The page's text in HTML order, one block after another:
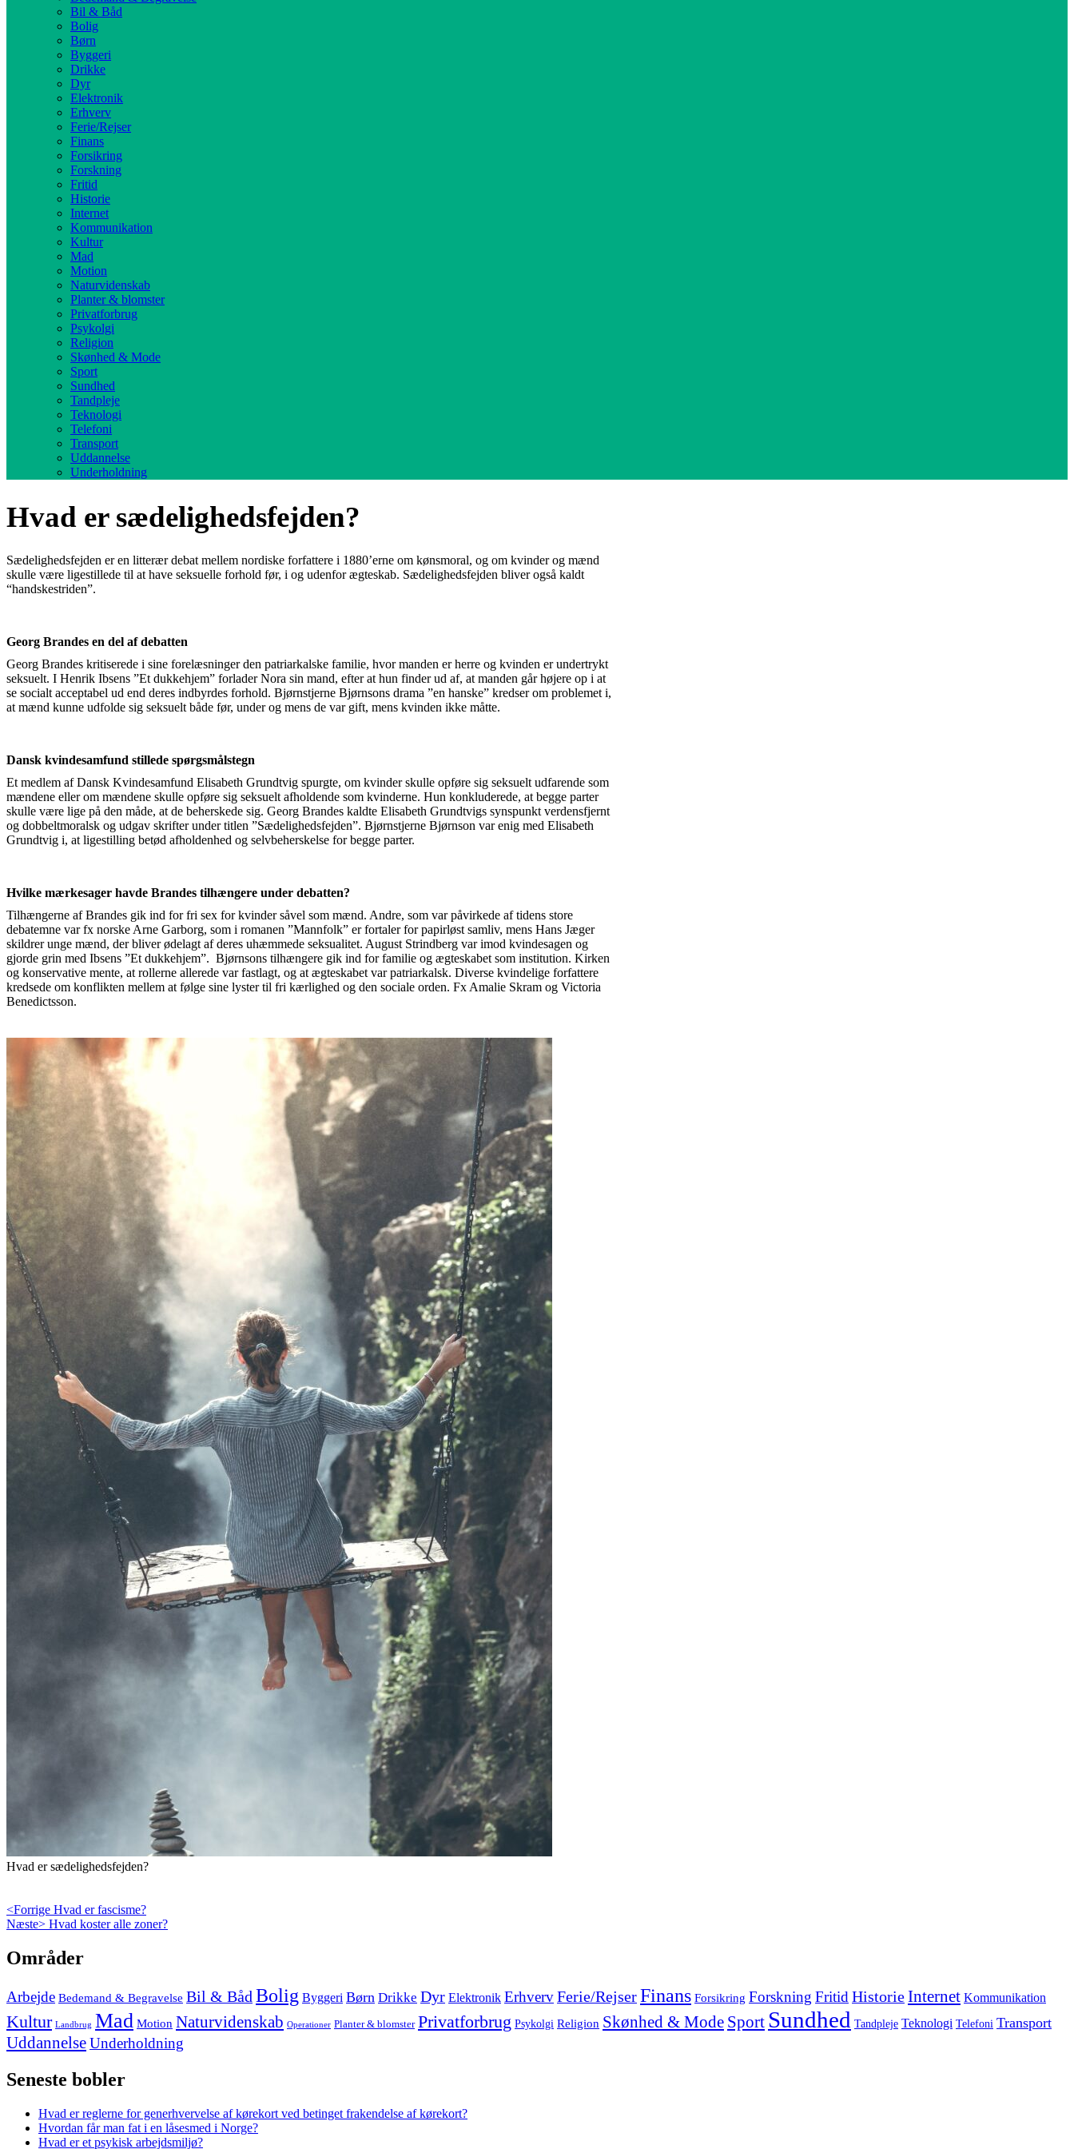
Bil & Båd
Bolig
Børn
Byggeri
Drikke
Dyr
Elektronik
Erhverv
Ferie/Rejser
Finans
Forsikring
Forskning
Fritid
Historie
Internet
Kommunikation
Kultur
Mad
Motion
Naturvidenskab
Planter & blomster
Privatforbrug
Psykolgi
Religion
Skønhed & Mode
Sport
Sundhed
Tandpleje
Teknologi
Telefoni
Transport
Uddannelse
Underholdning
Hvad er sædelighedsfejden?
Sædelighedsfejden er en litterær debat mellem nordiske forfattere i 1880’erne om kønsmoral, og om kvinder og mænd
skulle være ligestillede til at have seksuelle forhold før, i og udenfor ægteskab. Sædelighedsfejden bliver også kaldt
“handskestriden”.
Georg Brandes en del af debatten
Georg Brandes kritiserede i sine forelæsninger den patriarkalske familie, hvor manden er herre og kvinden er undertrykt
seksuelt. I Henrik Ibsens ”Et dukkehjem” forlader Nora sin mand, efter at hun finder ud af, at manden går højere op i at
se socialt acceptabel ud end deres indbyrdes forhold. Bjørnstjerne Bjørnsons drama ”en hanske” kredser om problemet i,
at mænd kunne udfolde sig seksuelt både før, under og mens de var gift, mens kvinden ikke måtte.
Dansk kvindesamfund stillede spørgsmålstegn
Et medlem af Dansk Kvindesamfund Elisabeth Grundtvig spurgte, om kvinder skulle opføre sig seksuelt udfarende som
mændene eller om mændene skulle opføre sig seksuelt afholdende som kvinderne. Hun konkluderede, at begge parter
skulle være lige på den måde, at de beherskede sig. Georg Brandes kaldte Elisabeth Grundtvigs synspunkt verdensfjernt
og dobbeltmoralsk og udgav skrifter under titlen ”Sædelighedsfejden”. Bjørnstjerne Bjørnson var enig med Elisabeth
Grundtvig i, at ligestilling betød afholdenhed og selvbeherskelse for begge parter.
Hvilke mærkesager havde Brandes tilhængere under debatten?
Tilhængerne af Brandes gik ind for fri sex for kvinder såvel som mænd. Andre, som var påvirkede af tidens store
debatemne var fx norske Arne Garborg, som i romanen ”Mannfolk” er fortaler for papirløst samliv, mens Hans Jæger
skildrer unge mænd, der bliver ødelagt af deres uhæmmede seksualitet. August Strindberg var imod kvindesagen og
gjorde grin med Ibsens ”Et dukkehjem”. Bjørnsons tilhængere gik ind for familie og ægteskabet som institution. Kirken
og konservative mente, at rollerne allerede var fastlagt, og at ægteskabet var patriarkalsk. Diverse kvindelige forfattere
kredsede om konflikten mellem at følge sine lyster til fri kærlighed og den sociale orden. Fx Amalie Skram og Victoria
Benedictsson.
Hvad er sædelighedsfejden?
Indlægsnavigation
<Forrige Previous
post:
Hvad er fascisme?
Næste> Next
Hvad koster alle zoner?
Skip
to
Områder
Arbejde Bedemand & Begravelse Bil & Båd Bolig Byggeri Børn Drikke Dyr Elektronik ErhvervFerie/RejserFinans Forsikring Forskning Fritid HistorieInternet Kommunikation
Kultur Landbrug Mad Motion Naturvidenskab Operationer Planter & blomster Privatforbrug Psykolgi Religion Skønhed & Mode Sport Sundhed Tandpleje Teknologi Telefoni Transport
UddannelseUnderholdning
Seneste bobler
Hvad er reglerne for generhvervelse af kørekort ved betinget frakendelse af kørekort?
Hvordan får man fat i en låsesmed i Norge?
Hvad er et psykisk arbejdsmiljø?